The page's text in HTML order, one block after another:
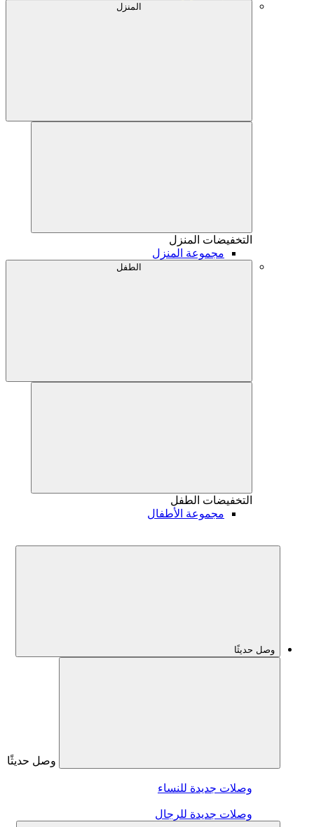
المنزل
التخفيضات المنزل
مجموعة المنزل
الطفل
التخفيضات الطفل
مجموعة الأطفال
وصل حديثًا
وصل حديثًا
وصلات جديدة للنساء
وصلات جديدة للرجال